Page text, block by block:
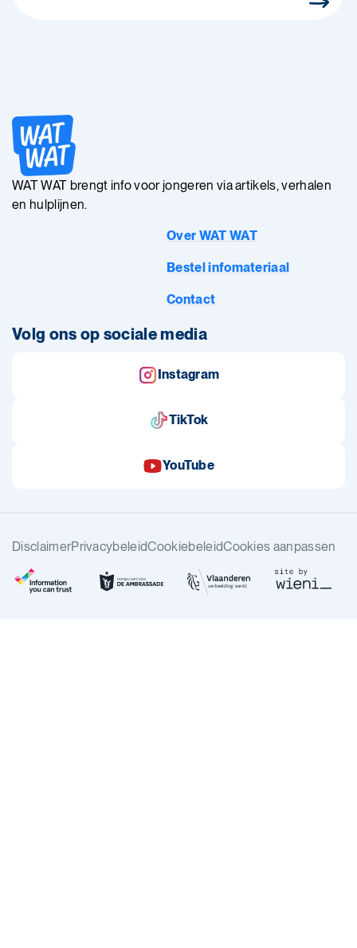
WAT WAT brengt info voor jongeren via artikels, verhalen
en hulplijnen.
Over WAT WAT
Bestel infomateriaal
Contact
Volg ons op sociale media
Instagram
TikTok
YouTube
DisclaimerPrivacybeleidCookiebeleidCookies aanpassen